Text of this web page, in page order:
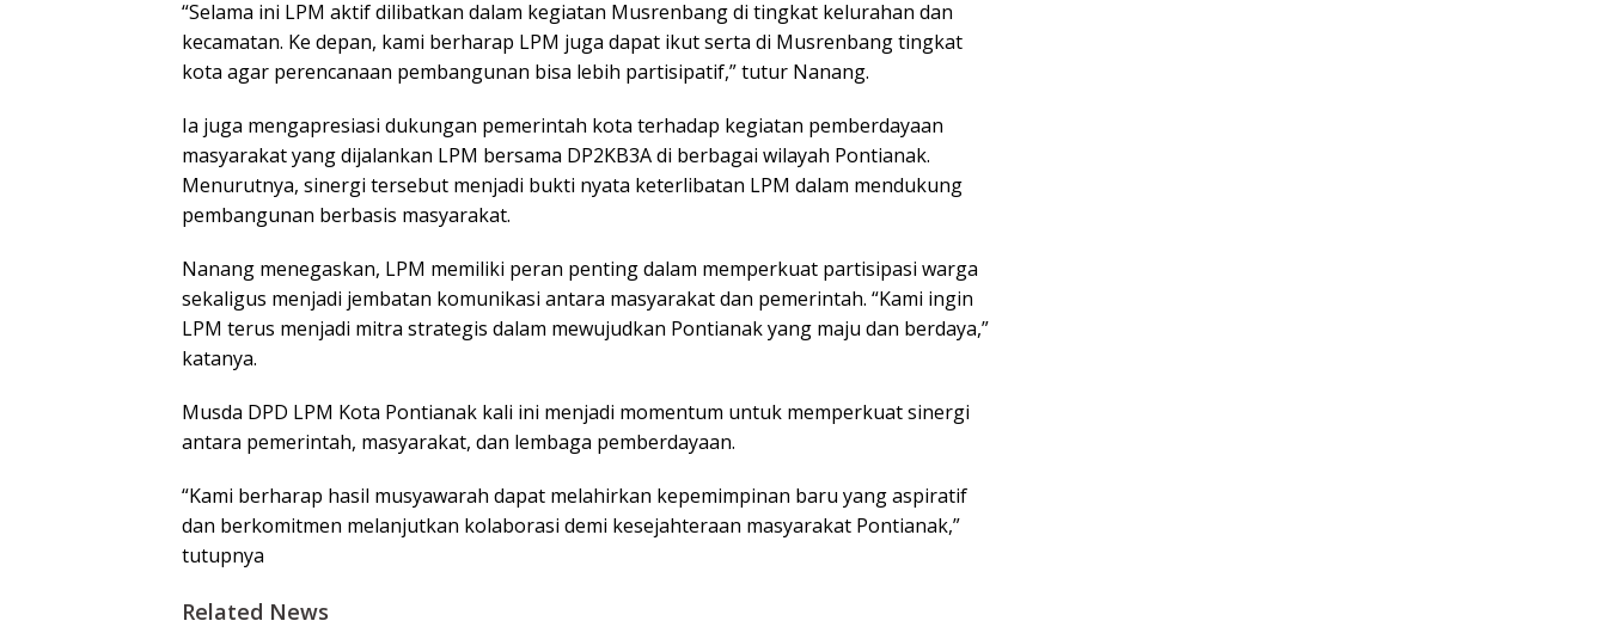
“Selama ini LPM aktif dilibatkan dalam kegiatan Musrenbang di tingkat kelurahan dan
kecamatan. Ke depan, kami berharap LPM juga dapat ikut serta di Musrenbang tingkat
kota agar perencanaan pembangunan bisa lebih partisipatif,” tutur Nanang.
Ia juga mengapresiasi dukungan pemerintah kota terhadap kegiatan pemberdayaan
masyarakat yang dijalankan LPM bersama DP2KB3A di berbagai wilayah Pontianak.
Menurutnya, sinergi tersebut menjadi bukti nyata keterlibatan LPM dalam mendukung
pembangunan berbasis masyarakat.
Nanang menegaskan, LPM memiliki peran penting dalam memperkuat partisipasi warga
sekaligus menjadi jembatan komunikasi antara masyarakat dan pemerintah. “Kami ingin
LPM terus menjadi mitra strategis dalam mewujudkan Pontianak yang maju dan berdaya,”
katanya.
Musda DPD LPM Kota Pontianak kali ini menjadi momentum untuk memperkuat sinergi
antara pemerintah, masyarakat, dan lembaga pemberdayaan.
“Kami berharap hasil musyawarah dapat melahirkan kepemimpinan baru yang aspiratif
dan berkomitmen melanjutkan kolaborasi demi kesejahteraan masyarakat Pontianak,”
tutupnya
Related News